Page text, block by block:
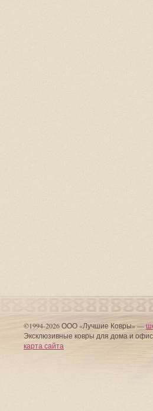
©1994-2026 ООО «Лучшие Ковры» —
Эксклюзивные ковры для дома и
карта сайта